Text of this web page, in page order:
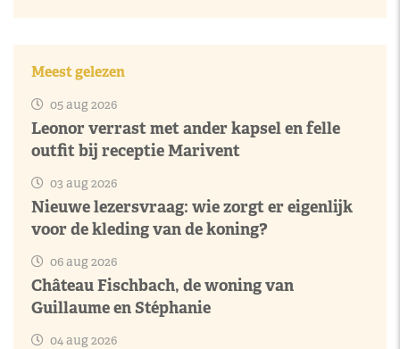
Meest gelezen
05 aug 2026
Leonor verrast met ander kapsel en felle
outfit bij receptie Marivent
03 aug 2026
Nieuwe lezersvraag: wie zorgt er eigenlijk
voor de kleding van de koning?
06 aug 2026
Château Fischbach, de woning van
Guillaume en Stéphanie
04 aug 2026